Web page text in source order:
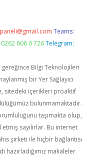
Teams:
606 0 726 Telegram:
gereğince Bilgi Teknolojileri
bir Yer Sağlayıcı
sitedeki içerikleri proaktif
bulunmamaktadır.
taşımakta olup,
sayılırlar. Bu internet
şirketi ile hiçbir bağlantısı
hazırladığımız makaleler